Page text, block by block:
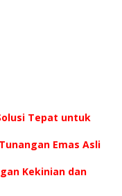
Tepat untuk
Emas Asli
Kekinian dan